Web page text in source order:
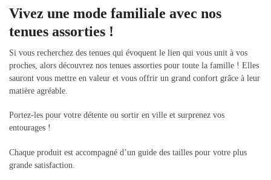
Vivez une mode familiale avec nos
tenues assorties !
Si vous recherchez des tenues qui évoquent le lien qui vous unit à vos
proches, alors découvrez nos tenues assorties pour toute la famille ! Elles
sauront vous mettre en valeur et vous offrir un grand confort grâce à leur
matière agréable.
Portez-les pour votre détente ou sortir en ville et surprenez vos
entourages !
Chaque produit est accompagné d’un guide des tailles pour votre plus
grande satisfaction.